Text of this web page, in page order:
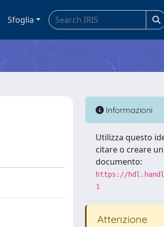
Sfoglia
Informazioni
Utilizza questo
citare o creare
documento:
https://
1
Attenzione